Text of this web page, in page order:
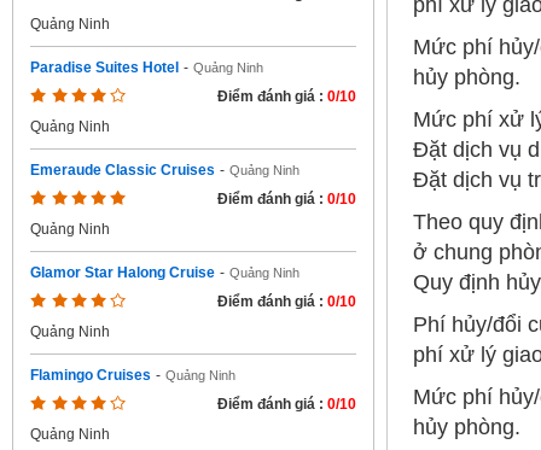
Quảng Ninh
Paradise Suites Hotel - Quảng Ninh
Điểm đánh giá : 0/10
Quảng Ninh
Emeraude Classic Cruises - Quảng Ninh
Điểm đánh giá : 0/10
Quảng Ninh
Glamor Star Halong Cruise - Quảng Ninh
Điểm đánh giá : 0/10
Quảng Ninh
Flamingo Cruises - Quảng Ninh
Điểm đánh giá : 0/10
Quảng Ninh
Mức phí
hủy phòng.
Mức phí xử
Đặt dịch vụ
Đặt dịch vụ
Theo quy
ở chung
Quy định
Phí hủy/đổi
phí xử lý
Mức phí
hủy phòng.